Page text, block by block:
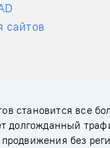
сайтов
становится все
долгожданный
без